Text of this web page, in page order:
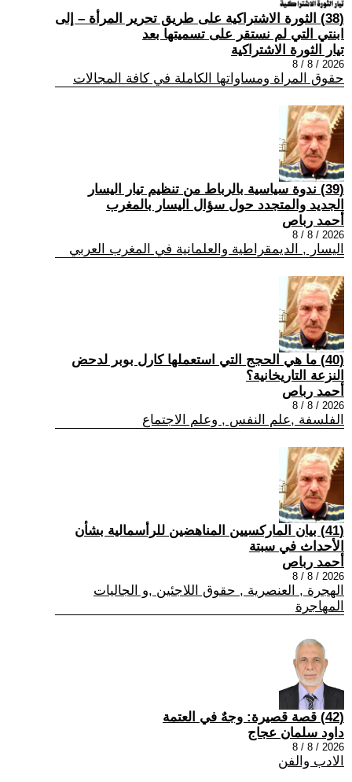
(38) الثورة الاشتراكية على طريق تحرير المرأة – إلى
ابنتي التي لم نستقر على تسميتها بعد
تيار الثورة الاشتراكية
2026 / 8 / 8
حقوق المراة ومساواتها الكاملة في كافة المجالات
(39) ندوة سياسية بالرباط من تنظيم تيار اليسار
الجديد والمتجدد حول سؤال اليسار بالمغرب
أحمد رباص
2026 / 8 / 8
اليسار , الديمقراطية والعلمانية في المغرب العربي
(40) ما هي الحجج التي استعملها كارل بوبر لدحض
النزعة التاريخانية؟
أحمد رباص
2026 / 8 / 8
الفلسفة ,علم النفس , وعلم الاجتماع
(41) بيان الماركسيين المناهضين للرأسمالية بشأن
الأحداث في سبتة
أحمد رباص
2026 / 8 / 8
الهجرة , العنصرية , حقوق اللاجئين ,و الجاليات
المهاجرة
(42) قصة قصيرة: وجهٌ في العتمة
داود سلمان عجاج
2026 / 8 / 8
الادب والفن